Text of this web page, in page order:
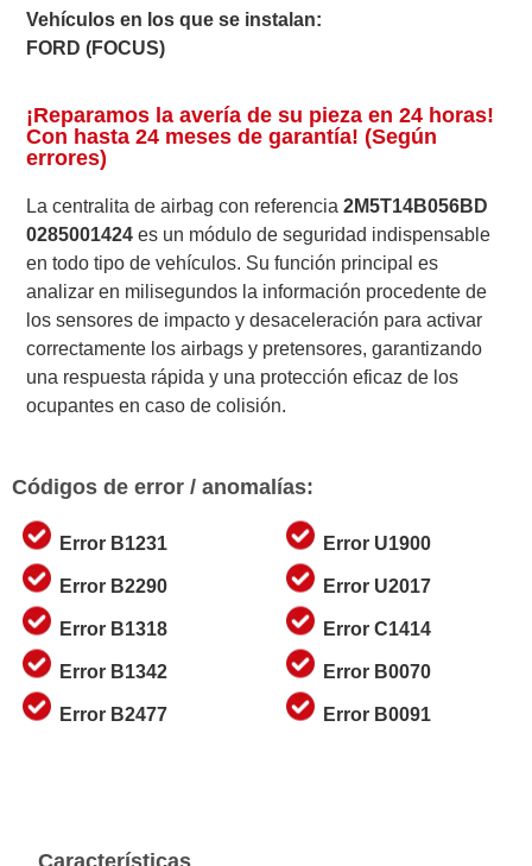
Vehículos en los que se instalan:
FORD (FOCUS)
¡Reparamos la avería de su pieza en 24 horas!
Con hasta 24 meses de garantía! (Según
errores)
La centralita de airbag con referencia2M5T14B056BD
0285001424 es un módulo de seguridad indispensable
en todo tipo de vehículos. Su función principal es
analizar en milisegundos la información procedente de
los sensores de impacto y desaceleración para activar
correctamente los airbags y pretensores, garantizando
una respuesta rápida y una protección eficaz de los
ocupantes en caso de colisión.
Códigos de error / anomalías:
Error B1231
Error B2290
Error B1318
Error B1342
Error B2477
Error U1900
Error U2017
Error C1414
Error B0070
Error B0091
Características